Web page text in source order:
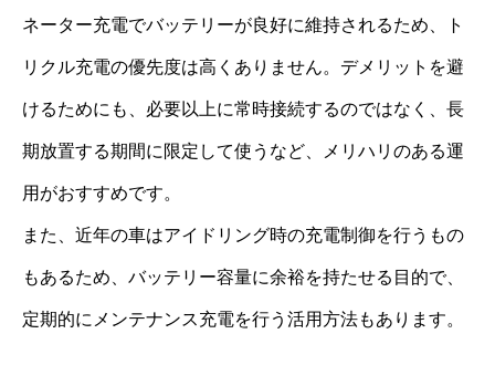
ネーター充電でバッテリーが良好に維持されるため、ト
リクル充電の優先度は高くありません。デメリットを避
けるためにも、必要以上に常時接続するのではなく、長
期放置する期間に限定して使うなど、メリハリのある運
用がおすすめです。
また、近年の車はアイドリング時の充電制御を行うもの
もあるため、バッテリー容量に余裕を持たせる目的で、
定期的にメンテナンス充電を行う活用方法もあります。